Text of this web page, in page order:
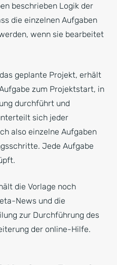
beschrieben Logik der
die einzelnen Aufgaben
wenn sie bearbeitet
geplante Projekt, erhält
zum Projektstart, in
durchführt und
sich jeder
also einzelne Aufgaben
Jede Aufgabe
die Vorlage noch
News und die
zur Durchführung des
der online-Hilfe.